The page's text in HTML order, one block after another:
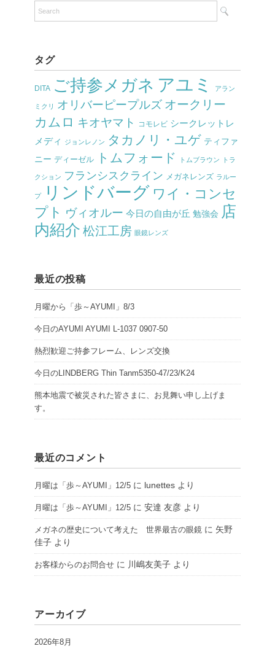
タグ
DITA ご持参メガネ アユミ アラン
ミクリ オリバーピープルズ オークリー
カムロ キオヤマト コモレビ シークレットレ
メディ
ジョンレノン タカノリ・ユゲ ティファ
ニー ディーゼル トムフォード トムブラウン トラ
クション フランシスクライン メガネレンズ ラルー
プ リンドバーグ ワイ・コンセ
プト ヴィオルー 今日の自由が丘 勉強会 店
内紹介 松江工房 眼鏡レンズ
最近の投稿
月曜から「歩～AYUMI」8/3
今日のAYUMI AYUMI L-1037 0907-50
熱烈歓迎ご持参フレーム、レンズ交換
今日のLINDBERG Thin Tanm5350-47/23/K24
熊本地震で被災された皆さまに、お見舞い申し上げま
す。
最近のコメント
月曜は「歩～AYUMI」12/5 に lunettes より
月曜は「歩～AYUMI」12/5 に 安達 友彦 より
メガネの歴史について考えた 世界最古の眼鏡 に 矢野
佳子 より
お客様からのお問合せ に 川嶋友美子 より
アーカイブ
2026年8月